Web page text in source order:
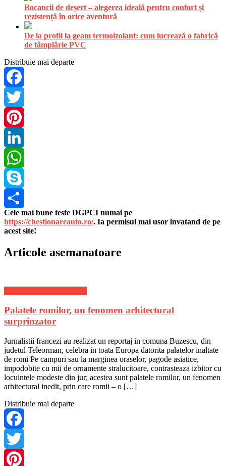
Bocancii de deșert – alegerea ideală pentru confort și
rezistență în orice aventură
De la profil la geam termoizolant: cum lucrează o fabrică
de tâmplărie PVC
Distribuie mai departe
Facebook
Twitter
Pinterest
LinkedIn
WhatsApp
Skype
Share
Cele mai bune teste DGPCI numai pe
https://chestionareauto.ro/. Ia permisul mai usor invatand de pe
acest site!
Articole asemanatoare
Palatele romilor, un fenomen arhitectural
surprinzator
Jurnalistii francezi au realizat un reportaj in comuna Buzescu, din
judetul Teleorman, celebra in toata Europa datorita palatelor inaltate
de romi Pe campuri sau la marginea oraselor, pagode asiatice,
impodobite cu mii de ornamente stralucitoare, contrasteaza izbitor cu
locuintele modeste din jur; acestea sunt palatele romilor, un fenomen
arhitectural inedit, prin care romii – o […]
Distribuie mai departe
Facebook
Twitter